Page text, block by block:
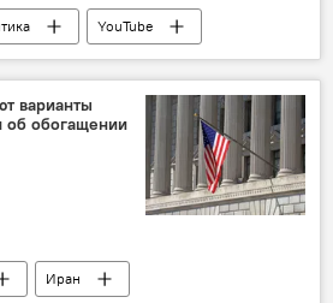
YouTube
варианты
об обогащении
Иран